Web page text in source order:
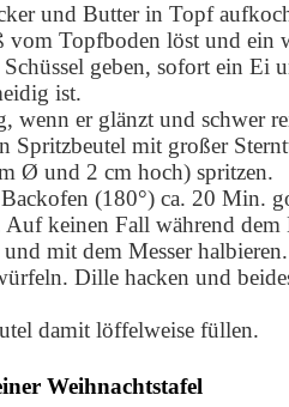
und Butter in Topf
vom Topfboden löst und ein
geben, sofort ein Ei
ist.
wenn er glänzt und schwer
Spritzbeutel mit großer
Ø und 2 cm hoch) spritzen.
(180°) ca. 20 Min.
keinen Fall während dem
mit dem Messer halbieren.
Dille hacken und
damit löffelweise füllen.
Weihnachtstafel